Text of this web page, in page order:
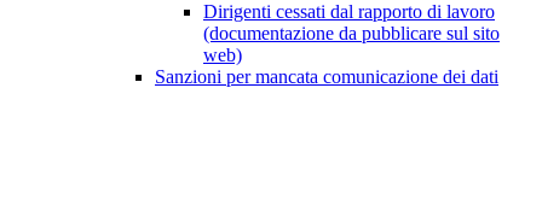
Dirigenti cessati dal rapporto di lavoro
(documentazione da pubblicare sul sito
web)
Sanzioni per mancata comunicazione dei dati